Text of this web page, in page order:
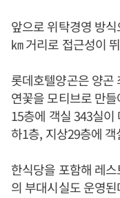
앞으로 위탁경영 방
㎞ 거리로 접근성이
롯데호텔양곤은 양곤
연꽃을 모티브로 만
15층에 객실 343실
하1층, 지상29층에
한식당을 포함해 레
의 부대시실도 운영된